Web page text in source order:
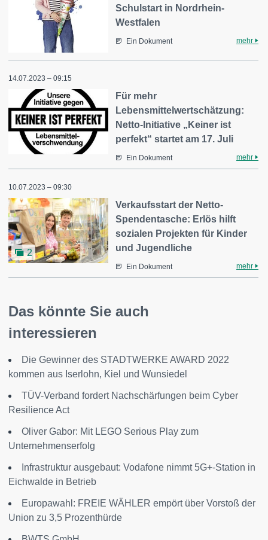
Schulstart in Nordrhein-
Westfalen
Ein Dokument mehr
14.07.2023 – 09:15
Für mehr
Lebensmittelwertschätzung:
Netto-Initiative „Keiner ist
perfekt“ startet am 17. Juli
Ein Dokument mehr
10.07.2023 – 09:30
2
Verkaufsstart der Netto-
Spendentasche: Erlös hilft
sozialen Projekten für Kinder
und Jugendliche
Ein Dokument mehr
Das könnte Sie auch
interessieren
Die Gewinner des STADTWERKE AWARD 2022
kommen aus Iserlohn, Kiel und Wunsiedel
TÜV-Verband fordert Nachschärfungen beim Cyber
Resilience Act
Oliver Gabor: Mit LEGO Serious Play zum
Unternehmenserfolg
Infrastruktur ausgebaut: Vodafone nimmt 5G+-Station in
Eichwalde in Betrieb
Europawahl: FREIE WÄHLER empört über Vorstoß der
Union zu 3,5 Prozenthürde